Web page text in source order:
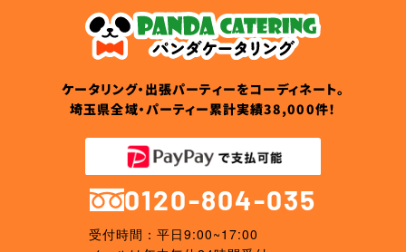
ケータリング・出張パーティーをコーディネート。
埼玉県全域・パーティー累計実績38,000件！
0120-804-035
受付時間：平日9:00~17:00